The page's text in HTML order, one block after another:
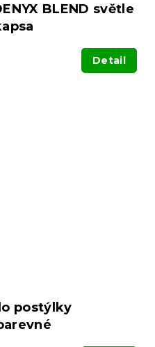
BLEND světle
Detail
postýlky